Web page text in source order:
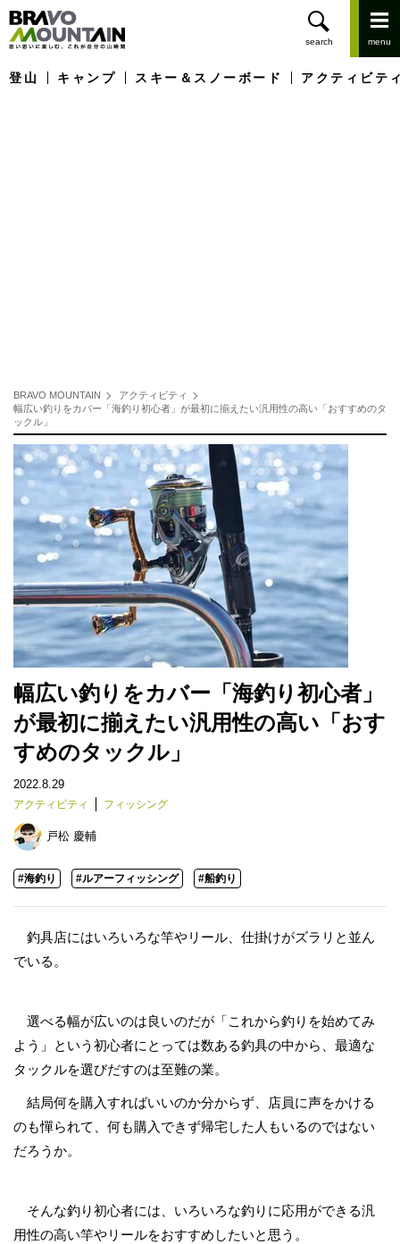
登山 キャンプ スキー＆スノーボード アクティビテ
BRAVO MOUNTAIN
アクティビティ
幅広い釣りをカバー「海釣り初心者」が最初に揃えたい汎用性の高い「おすすめのタ
ックル」
幅広い釣りをカバー「海釣り初心者」
が最初に揃えたい汎用性の高い「おす
すめのタックル」
2022.8.29
アクティビティ フィッシング
戸松 慶輔
#海釣り #ルアーフィッシング #船釣り
釣具店にはいろいろな竿やリール、仕掛けがズラリと並ん
でいる。
選べる幅が広いのは良いのだが「これから釣りを始めてみ
よう」という初心者にとっては数ある釣具の中から、最適な
タックルを選びだすのは至難の業。
結局何を購入すればいいのか分からず、店員に声をかける
のも憚られて、何も購入できず帰宅した人もいるのではない
だろうか。
そんな釣り初心者には、いろいろな釣りに応用ができる汎
用性の高い竿やリールをおすすめしたいと思う。